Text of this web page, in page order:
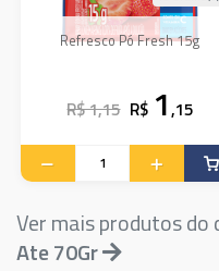
Refresco Pó Fresh 15g
R$ 1,15 R$ 1,15
Ver mais produtos
Ate 70Gr